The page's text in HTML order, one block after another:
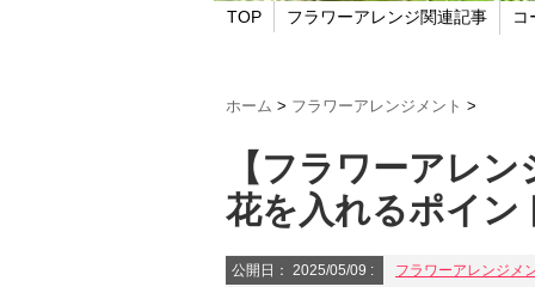
TOP フラワーアレンジ関連記事 コ
ホーム > フラワーアレンジメント >
【フラワーアレ
花を入れるポイン
公開日： 2025/05/09 : フラワーアレンジメ